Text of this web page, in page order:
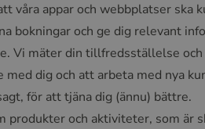
våra appar och webbplatser ska
bokningar och ge dig relevant
Vi mäter din tillfredsställelse
dig och att arbeta med nya
för att tjäna dig (ännu) bättre.
och aktiviteter, som är